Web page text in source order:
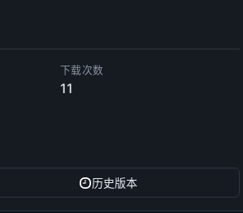
下载次数
11
历史版本